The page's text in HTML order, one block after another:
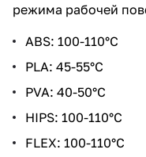
режима рабочей
ABS: 100-110°C
PLA: 45-55°C
PVA: 40-50°C
HIPS: 100-110°C
FLEX: 100-110°C